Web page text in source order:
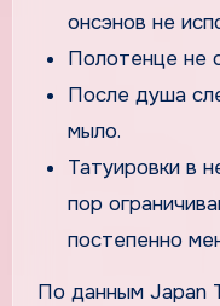
онсэнов не
Полотенце не
После душа
мыло.
Татуировки в
пор
постепенно
По данным Japan